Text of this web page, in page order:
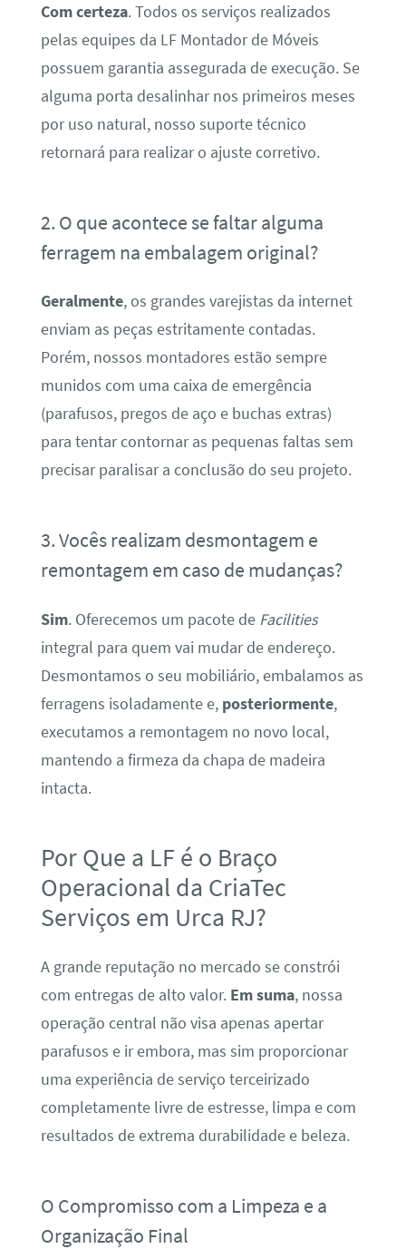
Com certeza. Todos os serviços realizados
pelas equipes da LF Montador de Móveis
possuem garantia assegurada de execução. Se
alguma porta desalinhar nos primeiros meses
por uso natural, nosso suporte técnico
retornará para realizar o ajuste corretivo.
2. O que acontece se faltar alguma
ferragem na embalagem original?
Geralmente, os grandes varejistas da internet
enviam as peças estritamente contadas.
Porém, nossos montadores estão sempre
munidos com uma caixa de emergência
(parafusos, pregos de aço e buchas extras)
para tentar contornar as pequenas faltas sem
precisar paralisar a conclusão do seu projeto.
3. Vocês realizam desmontagem e
remontagem em caso de mudanças?
Sim. Oferecemos um pacote de Facilities
integral para quem vai mudar de endereço.
Desmontamos o seu mobiliário, embalamos as
ferragens isoladamente e, posteriormente,
executamos a remontagem no novo local,
mantendo a firmeza da chapa de madeira
intacta.
Por Que a LF é o Braço
Operacional da CriaTec
Serviços em Urca RJ?
A grande reputação no mercado se constrói
com entregas de alto valor. Em suma, nossa
operação central não visa apenas apertar
parafusos e ir embora, mas sim proporcionar
uma experiência de serviço terceirizado
completamente livre de estresse, limpa e com
resultados de extrema durabilidade e beleza.
O Compromisso com a Limpeza e a
Organização Final